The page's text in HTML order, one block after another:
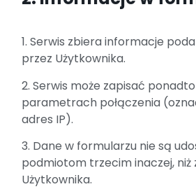
1. Serwis zbiera informacje
przez Użytkownika.
2. Serwis może zapisać
parametrach połączenia
adres IP).
3. Dane w formularzu nie są
podmiotom trzecim inaczej, niż
Użytkownika.